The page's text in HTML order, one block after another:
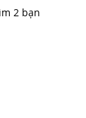
2 bạn